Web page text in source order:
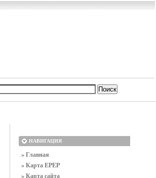
НАВИГАЦИЯ
» Главная
» Карта EPEP
» Карта сайта